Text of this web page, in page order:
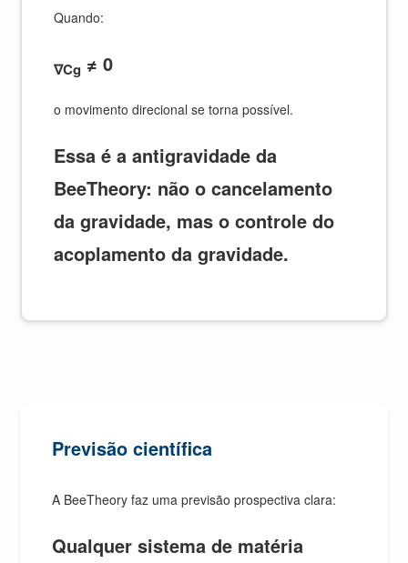
Quando:
∇Cg ≠ 0
o movimento direcional se torna possível.
Essa é a antigravidade da
BeeTheory: não o cancelamento
da gravidade, mas o controle do
acoplamento da gravidade.
Previsão científica
A BeeTheory faz uma previsão prospectiva clara:
Qualquer sistema de matéria